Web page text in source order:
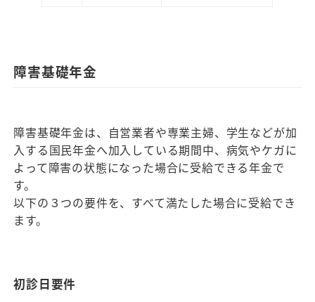
障害基礎年金
障害基礎年金は、自営業者や専業主婦、学生などが加
入する国民年金へ加入している期間中、病気やケガに
よって障害の状態になった場合に受給できる年金で
す。
以下の３つの要件を、すべて満たした場合に受給でき
ます。
初診日要件